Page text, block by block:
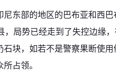
东部的地区的巴布亚和西巴
，局势已经走到了失控边缘
块，如若不是警察果断使
占领。